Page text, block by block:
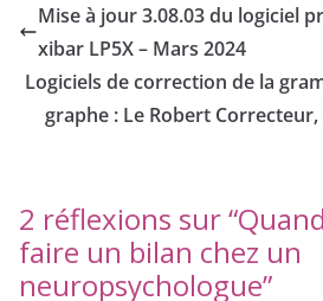
Mise à jour 3.08.03 du logiciel
xibar LP5X – Mars 2024
Logiciels de correction de la
graphe : Le Robert
2 réflexions sur “
faire un bilan chez un
neuropsychologue”